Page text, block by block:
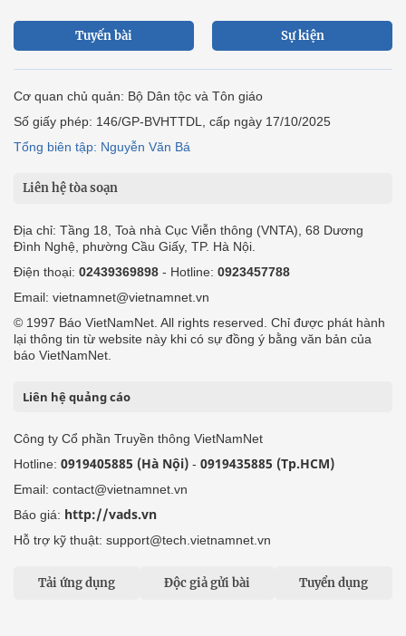
Tuyến bài Sự kiện
Cơ quan chủ quản: Bộ Dân tộc và Tôn giáo
Số giấy phép: 146/GP-BVHTTDL, cấp ngày 17/10/2025
Tổng biên tập: Nguyễn Văn Bá
Liên hệ tòa soạn
Địa chỉ: Tầng 18, Toà nhà Cục Viễn thông (VNTA), 68 Dương
Đình Nghệ, phường Cầu Giấy, TP. Hà Nội.
Điện thoại: 02439369898 - Hotline: 0923457788
Email: vietnamnet@vietnamnet.vn
© 1997 Báo VietNamNet. All rights reserved. Chỉ được phát hành
lại thông tin từ website này khi có sự đồng ý bằng văn bản của
báo VietNamNet.
Liên hệ quảng cáo
Công ty Cổ phần Truyền thông VietNamNet
Hotline: 0919405885 (Hà Nội) - 0919435885 (Tp.HCM)
Email: contact@vietnamnet.vn
Báo giá: http://vads.vn
Hỗ trợ kỹ thuật: support@tech.vietnamnet.vn
Tải ứng dụng Độc giả gửi bài Tuyển dụng